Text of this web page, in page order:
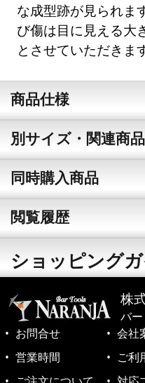
な成型跡が見られま
び傷は目に見える大
とさせていただきま
商品仕様
別サイズ・関連商品
同時購入商品
閲覧履歴
ショッピング
株
バ
お問合せ
会社
営業時間
ご利